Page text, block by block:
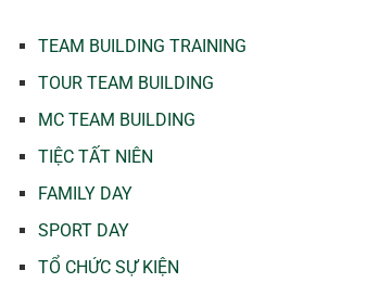
TEAM BUILDING TRAINING
TOUR TEAM BUILDING
MC TEAM BUILDING
TIỆC TẤT NIÊN
FAMILY DAY
SPORT DAY
TỔ CHỨC SỰ KIỆN